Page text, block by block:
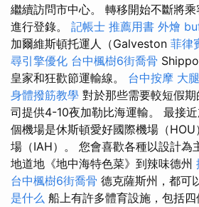
繼續訪問市中心。 轉移開始不斷將
進行登錄。 記帳士 推薦用書 外燴
加爾維斯頓托運人（Galveston 菲律
尋引擎優化 台中楓樹6街喬骨
皇家和狂歡節運輸線。 台中按摩 大
身體撥筋教學 對於那些需要較短假
司提供4-10夜加勒比海運輸。 最接
個機場是休斯頓愛好國際機場（HOU
場（IAH）。 您會喜歡各種以設計為
地道地《地中海特色菜》到辣味德州
台中楓樹6街喬骨 德克薩斯州，都可
是什么 船上有許多體育設施，包括